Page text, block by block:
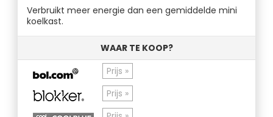
Verbruikt meer energie dan een gemiddelde mini
koelkast.
WAAR TE KOOP?
Prijs »
Prijs »